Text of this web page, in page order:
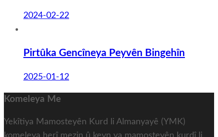
2024-02-22
Pirtûka Gencîneya Peyvên Bingehîn
2025-01-12
Komeleya Me
Yekîtiya Mamosteyên Kurd li Almanyayê (YMK)